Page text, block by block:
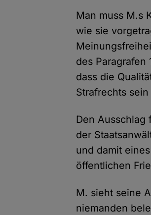
Man muss M.s
wie sie
des
dass die
Strafrechts sein
Den Ausschlag
der
und damit
öffentlichen
M. sieht seine
niemanden